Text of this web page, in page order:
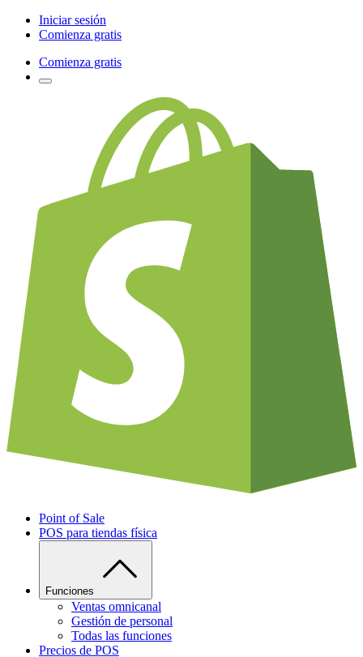
Iniciar sesión
Comienza gratis
Comienza gratis
Point of Sale
POS para tiendas física
Funciones
Ventas omnicanal
Gestión de personal
Todas las funciones
Precios de POS